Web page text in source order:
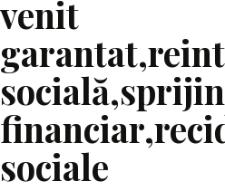
venit
socială,sprijin
sociale